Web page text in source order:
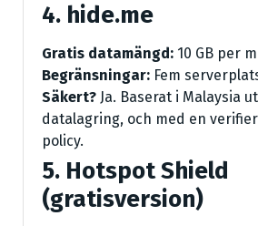
4. hide.me
Gratis datamängd: 10 GB per
Begränsningar: Fem
Säkert? Ja. Baserat i Malaysia
datalagring, och med en
policy.
5. Hotspot Shield
(gratisversion)